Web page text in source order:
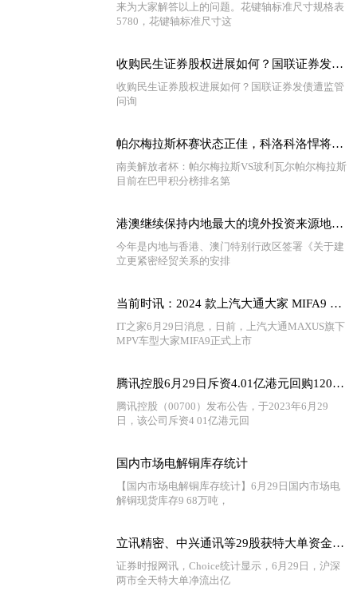
来为大家解答以上的问题。花键轴标准尺寸规格表
5780，花键轴标准尺寸这
收购民生证券股权进展如何？国联证券发债遭监管问询-头条
收购民生证券股权进展如何？国联证券发债遭监管
问询
帕尔梅拉斯杯赛状态正佳，科洛科洛悍将复出，佩雷拉不能大意 世界速递
南美解放者杯：帕尔梅拉斯VS玻利瓦尔帕尔梅拉斯
目前在巴甲积分榜排名第
港澳继续保持内地最大的境外投资来源地和境外投资目的地
今年是内地与香港、澳门特别行政区签署《关于建
立更紧密经贸关系的安排
当前时讯：2024 款上汽大通大家 MIFA9 MPV 上市，号称两分半完成换电
IT之家6月29日消息，日前，上汽大通MAXUS旗下
MPV车型大家MIFA9正式上市
腾讯控股6月29日斥资4.01亿港元回购120万股 天天最新
腾讯控股（00700）发布公告，于2023年6月29
日，该公司斥资4 01亿港元回
国内市场电解铜库存统计
【国内市场电解铜库存统计】6月29日国内市场电
解铜现货库存9 68万吨，
立讯精密、中兴通讯等29股获特大单资金净流入超亿元 当前速讯
证券时报网讯，Choice统计显示，6月29日，沪深
两市全天特大单净流出亿